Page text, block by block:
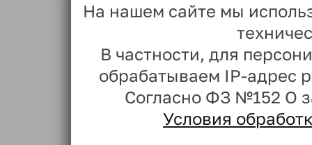
На нашем сайте мы
В частности, для
обрабатываем IP-адрес
Согласно ФЗ №152 О
Условия